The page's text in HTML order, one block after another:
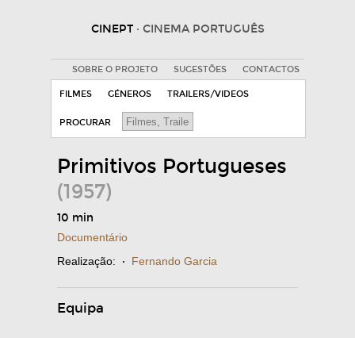
CINEPT · CINEMA PORTUGUÊS
SOBRE O PROJETO SUGESTÕES CONTACTOS
FILMES GÉNEROS TRAILERS/VIDEOS
PROCURAR
Primitivos Portugueses
(1957)
10 min
Documentário
Realização: · Fernando Garcia
Equipa